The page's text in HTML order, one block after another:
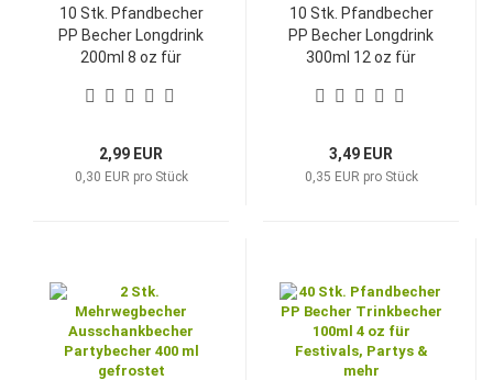
10 Stk. Pfandbecher
PP Becher Longdrink
200ml 8 oz für
mehr
2,99 EUR
0,30 EUR pro Stück
10 Stk. Pfandbecher
PP Becher Longdrink
300ml 12 oz für
mehr
3,49 EUR
0,35 EUR pro Stück